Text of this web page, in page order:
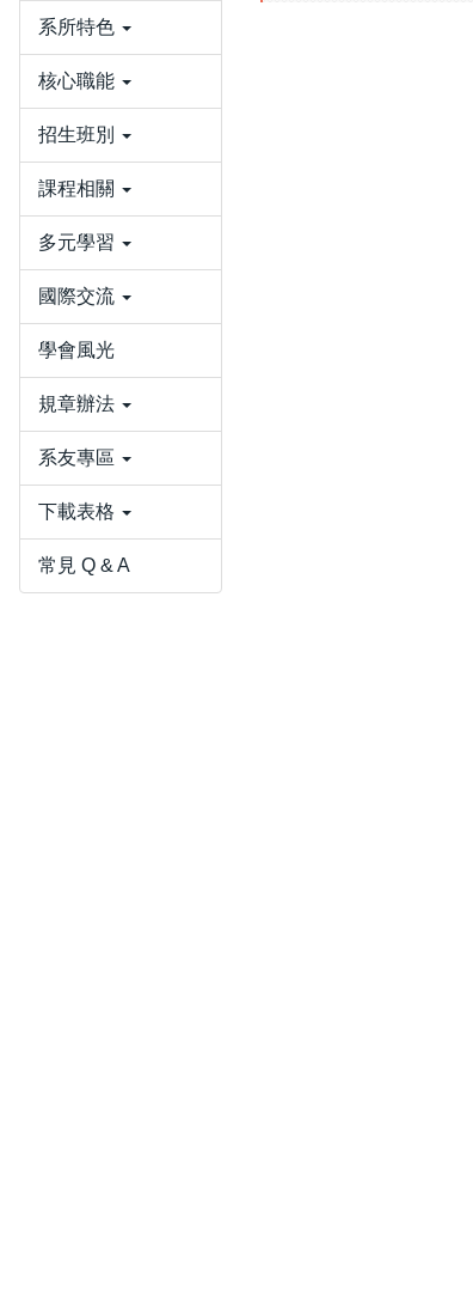
系所特色
核心職能
招生班別
課程相關
多元學習
國際交流
學會風光
規章辦法
系友專區
下載表格
常見 Q & A